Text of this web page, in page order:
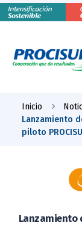
Inicio
Lanzamiento
piloto
Lanzamiento